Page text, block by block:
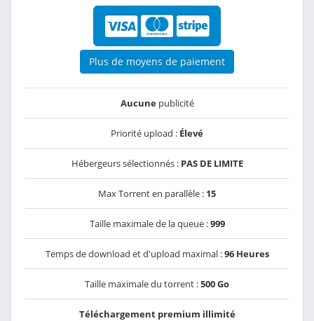
Plus de moyens de paiement
Aucunepublicité
Priorité upload : Élevé
Hébergeurs sélectionnés : PAS DE LIMITE
Max Torrent en parallèle : 15
Taille maximale de la queue :999
Temps de download et d'upload maximal :96 Heures
Taille maximale du torrent :500 Go
Téléchargement premium illimité